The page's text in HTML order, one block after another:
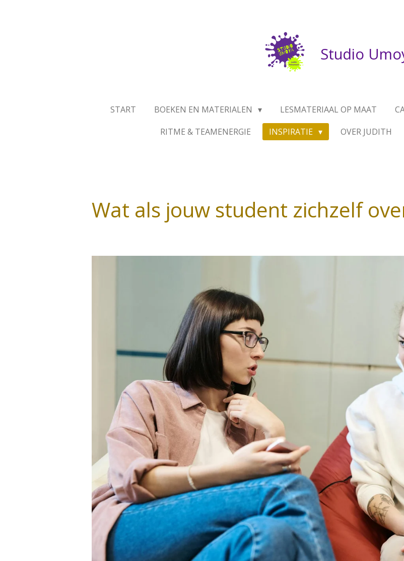
Studio
START BOEKEN EN MATERIALEN LESMATERIAAL OP MAAT
RITME & TEAMENERGIE
INSPIRATIE OVER JUDITH
Wat als jouw student zichzelf